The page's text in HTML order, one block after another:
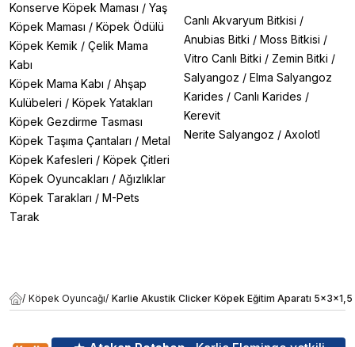
Konserve Köpek Maması / Yaş
Köpek Maması / Köpek Ödülü
Köpek Kemik / Çelik Mama
Kabı
Köpek Mama Kabı / Ahşap
Kulübeleri / Köpek Yatakları
Köpek Gezdirme Tasması
Köpek Taşıma Çantaları / Metal
Köpek Kafesleri / Köpek Çitleri
Köpek Oyuncakları / Ağızlıklar
Köpek Tarakları / M-Pets
Tarak
Canlı Akvaryum Bitkisi /
Anubias Bitki / Moss Bitkisi /
Vitro Canlı Bitki / Zemin Bitki /
Salyangoz / Elma Salyangoz
Karides / Canlı Karides /
Kerevit
Nerite Salyangoz / Axolotl
/ Köpek Oyuncağı/ Karlie Akustik Clicker Köpek Eğitim Aparatı 5x3x1,5